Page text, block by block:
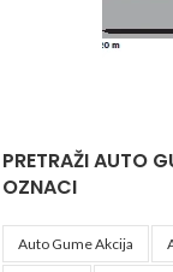
PRETRAŽI AUTO
OZNACI
Auto Gume Akcija